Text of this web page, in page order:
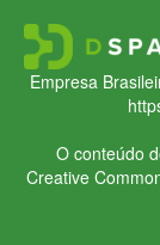
Empresa
O conteúdo
Creative